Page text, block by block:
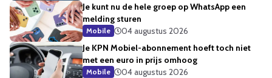
Je kunt nu de hele groep op WhatsApp een
melding sturen
Mobile
04 augustus 2026
Je KPN Mobiel-abonnement hoeft toch niet
met een euro in prijs omhoog
Mobile
04 augustus 2026